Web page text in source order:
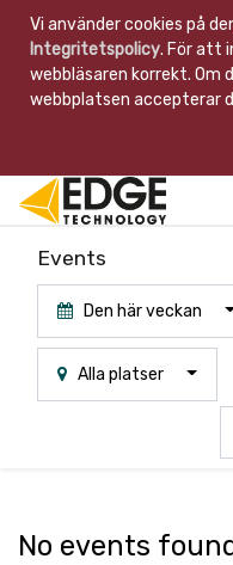
Vi använder cookies på
Integritetspolicy. För att
webbläsaren korrekt.
webbplatsen accepterar
Events
Den här veckan
Alla platser
No events